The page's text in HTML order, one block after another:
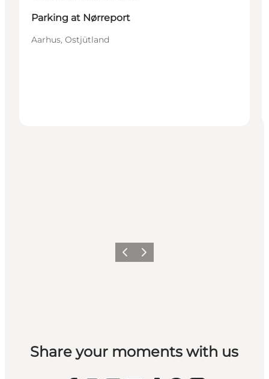
Parking at Nørreport
Aarhus, Ostjütland
ZurückWeiter
Share your moments with us